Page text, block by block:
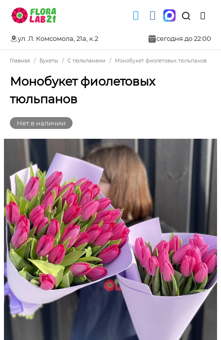
ул. Л. Комсомола, 21а, к.2 сегодня до 22:00
Главная Букеты С тюльпанами Монобукет фиолетовых тюльпанов
Монобукет фиолетовых
тюльпанов
Нет в наличии